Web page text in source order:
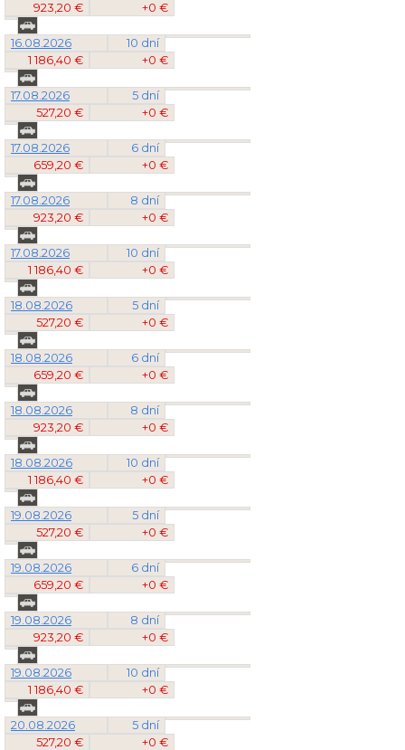
923,20 €
+0 €
16.08.2026
10 dní
1 186,40 €
+0 €
17.08.2026
5 dní
527,20 €
+0 €
17.08.2026
6 dní
659,20 €
+0 €
17.08.2026
8 dní
923,20 €
+0 €
17.08.2026
10 dní
1 186,40 €
+0 €
18.08.2026
5 dní
527,20 €
+0 €
18.08.2026
6 dní
659,20 €
+0 €
18.08.2026
8 dní
923,20 €
+0 €
18.08.2026
10 dní
1 186,40 €
+0 €
19.08.2026
5 dní
527,20 €
+0 €
19.08.2026
6 dní
659,20 €
+0 €
19.08.2026
8 dní
923,20 €
+0 €
19.08.2026
10 dní
1 186,40 €
+0 €
20.08.2026
5 dní
527,20 €
+0 €